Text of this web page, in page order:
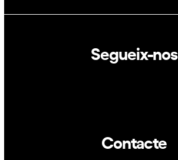
Segueix-nos
Contacte